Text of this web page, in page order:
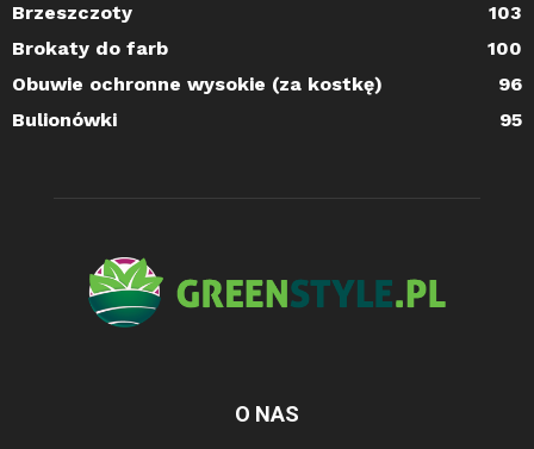
Brzeszczoty
103
Brokaty do farb
100
Obuwie ochronne wysokie (za kostkę)
96
Bulionówki
95
O NAS